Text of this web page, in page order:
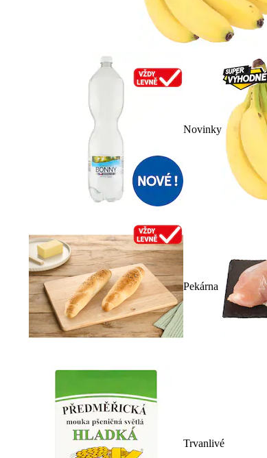
Novinky
Pekárna
Trvanlivé